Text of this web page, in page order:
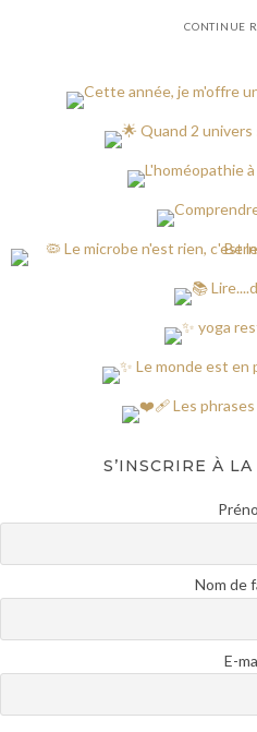
CONTINUE
S’INSCRIRE À
Nom de
E-